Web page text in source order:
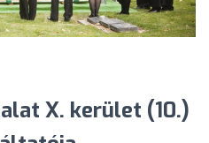
X. kerület (10.)